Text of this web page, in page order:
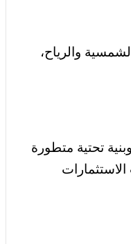
والرياح،
تحتية متطورة